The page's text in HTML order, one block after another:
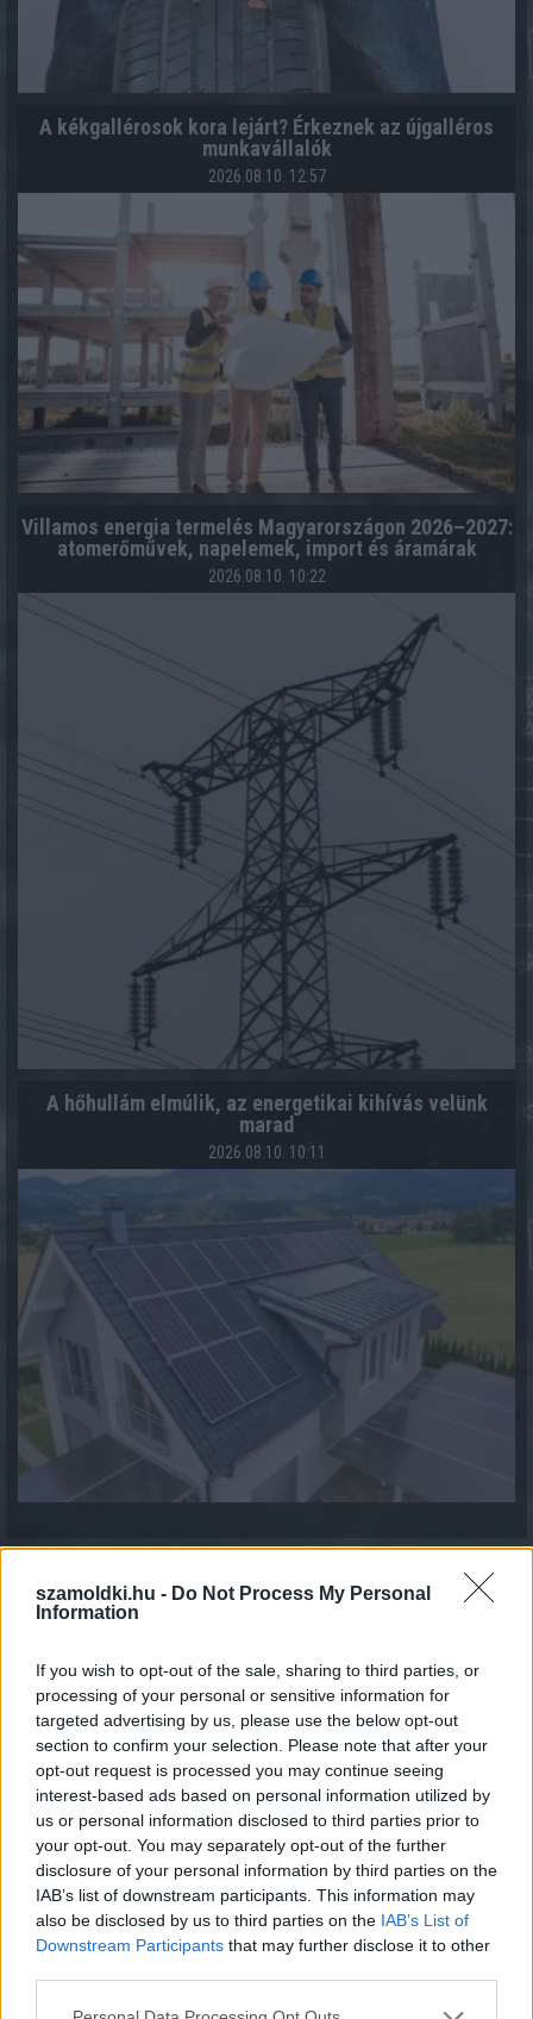
szamoldki.hu - Do Not Process My Personal
Information
If you wish to opt-out of the sale, sharing to third parties, or
processing of your personal or sensitive information for
targeted advertising by us, please use the below opt-out
section to confirm your selection. Please note that after your
opt-out request is processed you may continue seeing
interest-based ads based on personal information utilized by
us or personal information disclosed to third parties prior to
your opt-out. You may separately opt-out of the further
disclosure of your personal information by third parties on the
IAB’s list of downstream participants. This information may
also be disclosed by us to third parties on the IAB’s List of
Downstream Participants that may further disclose it to other
Please note that this website/app uses one or more Google
A kékgallérosok kora lejárt? Érkeznek az újgalléros
munkavállalók
2026.08.10. 12:57
Villamos energia termelés Magyarországon 2026–2027:
atomerőművek, napelemek, import és áramárak
2026.08.10. 10:22
A hőhullám elmúlik, az energetikai kihívás velünk
marad
2026.08.10. 10:11
És ezeket kiszámoltad már?